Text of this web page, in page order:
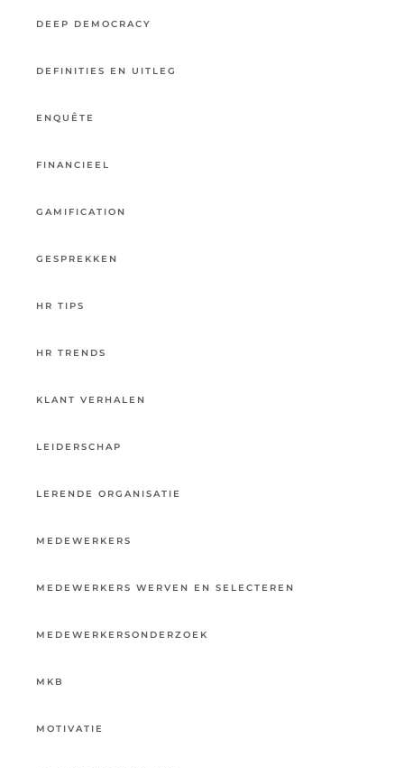
DEEP DEMOCRACY
DEFINITIES EN UITLEG
ENQUÊTE
FINANCIEEL
GAMIFICATION
GESPREKKEN
HR TIPS
HR TRENDS
KLANT VERHALEN
LEIDERSCHAP
LERENDE ORGANISATIE
MEDEWERKERS
MEDEWERKERS WERVEN EN SELECTEREN
MEDEWERKERSONDERZOEK
MKB
MOTIVATIE